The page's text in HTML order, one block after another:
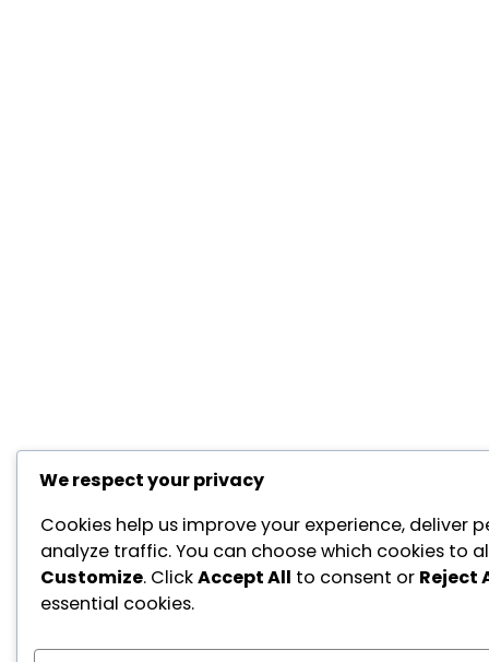
We respect your privacy
Cookies help us improve your experience, deliver
analyze traffic. You can choose which cookies to
Customize. ClickAccept All to consent or Reject
essential cookies.